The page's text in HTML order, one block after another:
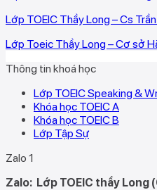
Lớp TOEIC Thầy Long – Cs
Lớp Toeic Thầy Long – Cơ sở
Thông tin khoá học
Lớp TOEIC Speaking &
Khóa học TOEIC A
Khóa học TOEIC B
Lớp Tập Sự
Zalo 1
Zalo: Lớp TOEIC thầy